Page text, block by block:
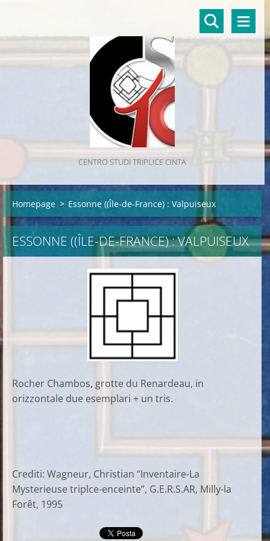
CENTRO STUDI TRIPLICE CINTA
Homepage > Essonne ((Île-de-France) : Valpuiseux
ESSONNE ((ÎLE-DE-FRANCE) : VALPUISEUX
Rocher Chambos, grotte du Renardeau, in
orizzontale due esemplari + un tris.
Crediti: Wagneur, Christian “Inventaire-La
Mysterieuse triplce-enceinte”, G.E.R.S.AR, Milly-la
Forêt, 1995